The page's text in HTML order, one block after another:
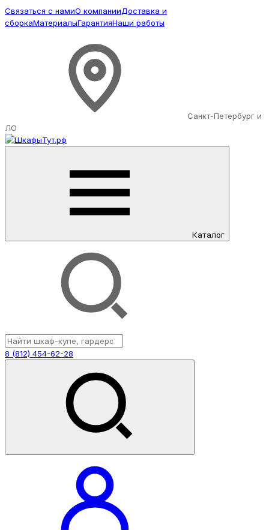
Связаться с намиО компанииДоставка и
сборкаМатериалыГарантияНаши работы
Санкт-Петербург и
ЛО
Каталог
8 (812) 454-62-28